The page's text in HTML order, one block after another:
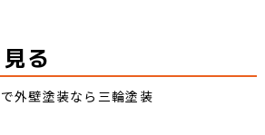
る
外壁塗装なら三輪塗装